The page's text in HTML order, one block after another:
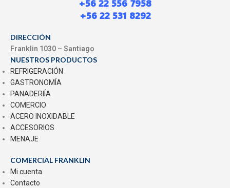
+56 22 556 7958
+56 22 531 8292
DIRECCIÓN
Franklin 1030 – Santiago
NUESTROS PRODUCTOS
REFRIGERACIÓN
GASTRONOMÍA
PANADERIÍA
COMERCIO
ACERO INOXIDABLE
ACCESORIOS
MENAJE
COMERCIAL FRANKLIN
Mi cuenta
Contacto